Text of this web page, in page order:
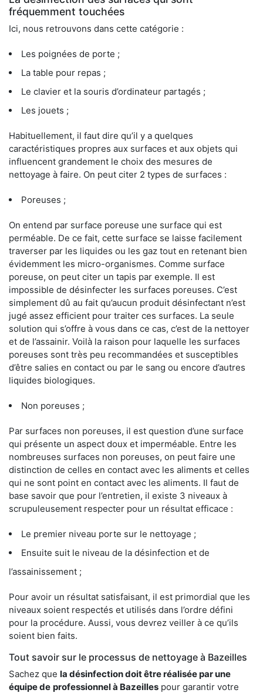
fréquemment touchées
Ici, nous retrouvons dans cette catégorie :
Les poignées de porte ;
La table pour repas ;
Le clavier et la souris d’ordinateur partagés ;
Les jouets ;
Habituellement, il faut dire qu’il y a quelques
caractéristiques propres aux surfaces et aux objets qui
influencent grandement le choix des mesures de
nettoyage à faire. On peut citer 2 types de surfaces :
Poreuses ;
On entend par surface poreuse une surface qui est
perméable. De ce fait, cette surface se laisse facilement
traverser par les liquides ou les gaz tout en retenant bien
évidemment les micro-organismes. Comme surface
poreuse, on peut citer un tapis par exemple. Il est
impossible de désinfecter les surfaces poreuses. C’est
simplement dû au fait qu’aucun produit désinfectant n’est
jugé assez efficient pour traiter ces surfaces. La seule
solution qui s’offre à vous dans ce cas, c’est de la nettoyer
et de l’assainir. Voilà la raison pour laquelle les surfaces
poreuses sont très peu recommandées et susceptibles
d’être salies en contact ou par le sang ou encore d’autres
liquides biologiques.
Non poreuses ;
Par surfaces non poreuses, il est question d’une surface
qui présente un aspect doux et imperméable. Entre les
nombreuses surfaces non poreuses, on peut faire une
distinction de celles en contact avec les aliments et celles
qui ne sont point en contact avec les aliments. Il faut de
base savoir que pour l’entretien, il existe 3 niveaux à
scrupuleusement respecter pour un résultat efficace :
Le premier niveau porte sur le nettoyage ;
Ensuite suit le niveau de la désinfection et de
l’assainissement ;
Pour avoir un résultat satisfaisant, il est primordial que les
niveaux soient respectés et utilisés dans l’ordre défini
pour la procédure. Aussi, vous devrez veiller à ce qu’ils
soient bien faits.
Tout savoir sur le processus de nettoyage à Bazeilles
Sachez que la désinfection doit être réalisée par une
équipe de professionnel à Bazeilles pour garantir votre